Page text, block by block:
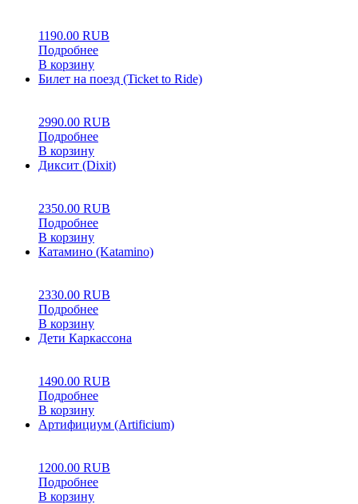
1190.00 RUB
Подробнее
В корзину
Билет на поезд (Ticket to Ride)
2990.00 RUB
Подробнее
В корзину
Диксит (Dixit)
2350.00 RUB
Подробнее
В корзину
Катамино (Katamino)
2330.00 RUB
Подробнее
В корзину
Дети Каркассона
1490.00 RUB
Подробнее
В корзину
Артифициум (Artificium)
1200.00 RUB
Подробнее
В корзину